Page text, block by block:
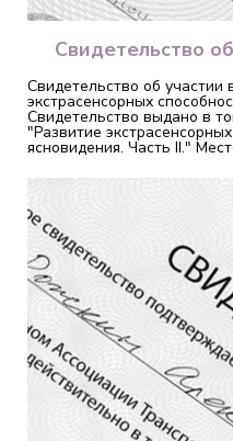
Свидетельство
Свидетельство об участии
экстрасенсорных
Свидетельство выдано в
"Развитие
ясновидения. Часть II."